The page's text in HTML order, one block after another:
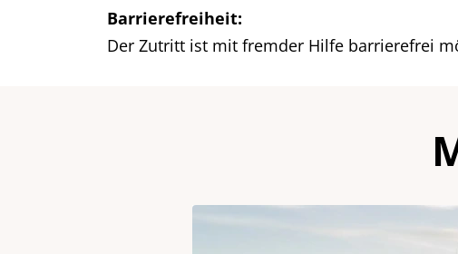
Barrierefreiheit:
Der Zutritt ist mit fremder Hilfe barrierefrei